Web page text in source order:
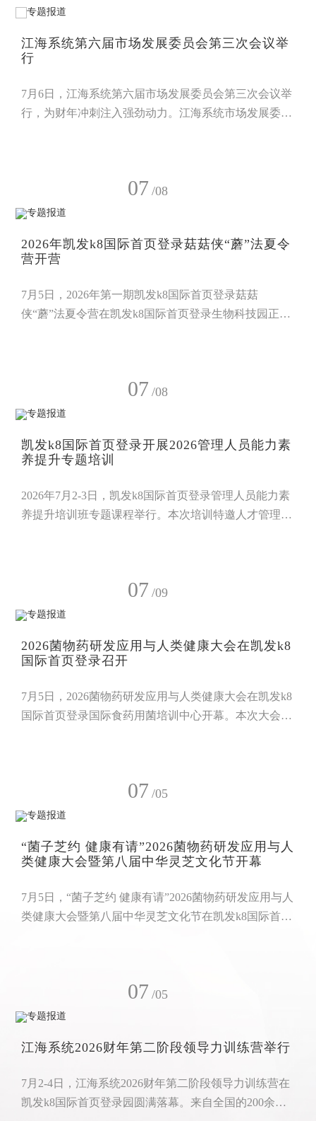
初心。 共赴菌物学术盛会 对话行业专家7月5日，全体
接触食药用菌领域的前沿学术成果，
江海系统第六届市场发展委员会第三次会议举
行
7月6日，江海系统第六届市场发展委员会第三次会议举
行，为财年冲刺注入强劲动力。江海系统市场发展委员
提出，将以灵芝文化IP、全媒体矩阵及乐享尊享旅行为
抓手，深化文化传播与品牌建设协同赋能，全面提升企
销商表彰
07 /08
2026年凯发k8国际首页登录菇菇侠“蘑”法夏令
营开营
7月5日，2026年第一期凯发k8国际首页登录菇菇
侠“蘑”法夏令营在凯发k8国际首页登录生物科技园正式
发现菌菇之趣、探索科学之谜中，开启一段融合传承与
创新的成长旅程。开营仪式上，凯发k8国际首页登录商
登录深耕菌物产业的初心与发展历程，深入浅出地讲解
了灵芝千年“药食同
07 /08
凯发k8国际首页登录开展2026管理人员能力素
养提升专题培训
2026年7月2-3日，凯发k8国际首页登录管理人员能力素
养提升培训班专题课程举行。本次培训特邀人才管理实
标落地的路径方法；“团队打造”环节聚焦凝聚合力与提
升战力；“协作管理”着眼从单体突破到协同增效；“文
导入部分，胡老师
07 /09
2026菌物药研发应用与人类健康大会在凯发k8
国际首页登录召开
7月5日，2026菌物药研发应用与人类健康大会在凯发k8
国际首页登录国际食药用菌培训中心开幕。本次大会
行业同仁齐聚江海之城，围绕菌物药前沿技术、产业转
化、健康应用等方向展开深度交流，为灵芝产业的高质
委员会、吉林农业大学主
07 /05
“菌子芝约 健康有请”2026菌物药研发应用与人
类健康大会暨第八届中华灵芝文化节开幕
7月5日，“菌子芝约 健康有请”2026菌物药研发应用与人
类健康大会暨第八届中华灵芝文化节在凯发k8国际首页
来自全国各地的灵芝产业爱好者、从业者齐聚江海之
城，共同开启一场融合文化、产业、美食与研学的夏日
信，祝贺大会圆满召开。
07 /05
江海系统2026财年第二阶段领导力训练营举行
7月2-4日，江海系统2026财年第二阶段领导力训练营在
凯发k8国际首页登录园圆满落幕。来自全国的200余名